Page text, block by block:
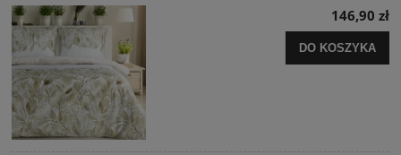
146,90 zł
DO KOSZYKA